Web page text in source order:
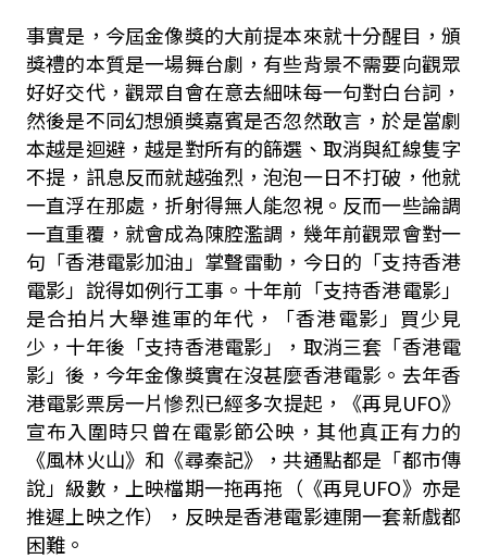
事實是，今屆金像獎的大前提本來就十分醒目，頒
獎禮的本質是一場舞台劇，有些背景不需要向觀眾
好好交代，觀眾自會在意去細味每一句對白台詞，
然後是不同幻想頒獎嘉賓是否忽然敢言，於是當劇
本越是迴避，越是對所有的篩選、取消與紅線隻字
不提，訊息反而就越強烈，泡泡一日不打破，他就
一直浮在那處，折射得無人能忽視。反而一些論調
一直重覆，就會成為陳腔濫調，幾年前觀眾會對一
句「香港電影加油」掌聲雷動，今日的「支持香港
電影」說得如例行工事。十年前「支持香港電影」
是合拍片大舉進軍的年代，「香港電影」買少見
少，十年後「支持香港電影」，取消三套「香港電
影」後，今年金像獎實在沒甚麼香港電影。去年香
港電影票房一片慘烈已經多次提起，《再見UFO》
宣布入圍時只曾在電影節公映，其他真正有力的
《風林火山》和《尋秦記》，共通點都是「都市傳
說」級數，上映檔期一拖再拖（《再見UFO》亦是
推遲上映之作），反映是香港電影連開一套新戲都
困難。